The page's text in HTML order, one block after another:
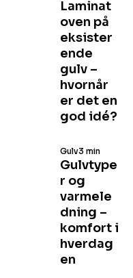
Laminat
oven på
eksister
ende
gulv –
hvornår
er det en
god idé?
Gulvtype
r og
varmele
dning –
komfort i
hverdag
en
Gulv3 min